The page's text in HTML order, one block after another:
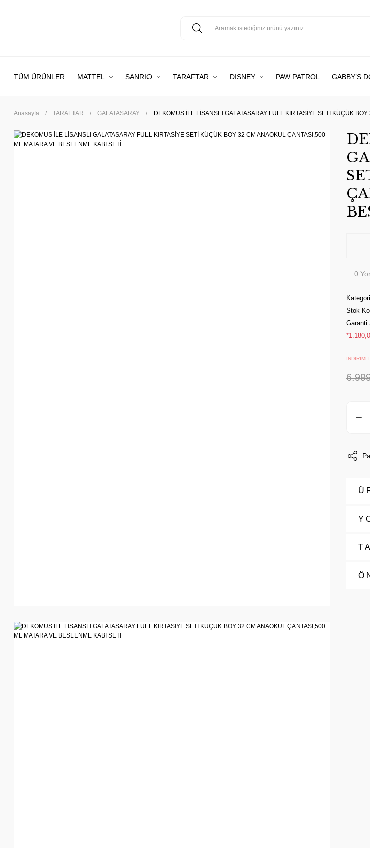
TÜM ÜRÜNLER MATTEL SANRIO TARAFTAR DISNEY PAW PATROL GABBY’S
Anasayfa TARAFTAR GALATASARAY DEKOMUS İLE LİSANSLI GALATASARAY FULL KIRTASİYE SETİ KÜÇÜK
0
Kategori
Stok
Garanti
İNDİRİMLİ